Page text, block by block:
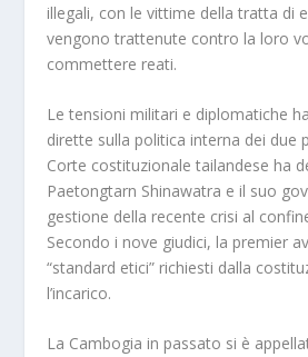
illegali, con le vittime della tratta di
vengono trattenute contro la loro
commettere reati.
Le tensioni militari e diplomatiche
dirette sulla politica interna dei due
Corte costituzionale tailandese ha
Paetongtarn Shinawatra e il suo
gestione della recente crisi al
Secondo i nove giudici, la premier
“standard etici” richiesti dalla
l’incarico.
La Cambogia in passato si è